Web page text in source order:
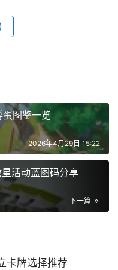
蛋图鉴一览
2026年4月29日 15:22
活动蓝图码分享
下一篇
卡牌选择推荐